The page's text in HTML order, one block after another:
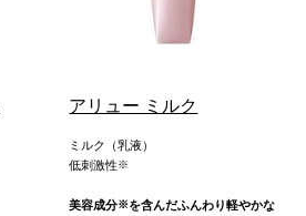
アリュー ミルク
ミルク（乳液）
低刺激性※
美容成分※を含んだふんわり軽やかな